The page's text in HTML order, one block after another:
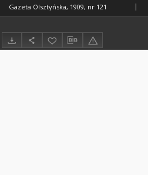
Gazeta Olsztyńska, 1909, nr 121